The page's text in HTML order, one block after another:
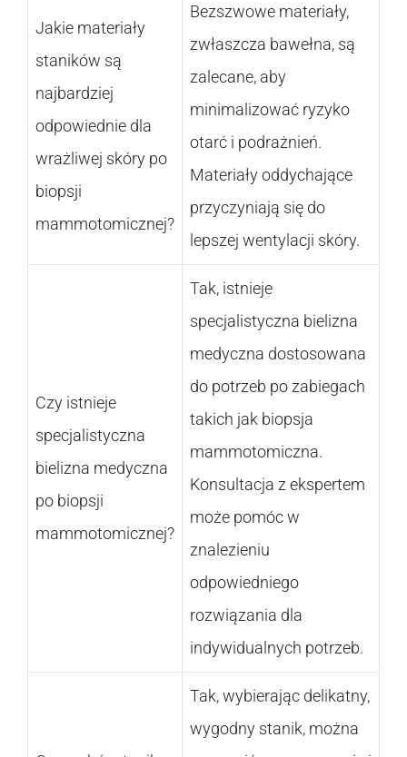
Jakie materiały
staników są
najbardziej
odpowiednie dla
wrażliwej skóry po
biopsji
mammotomicznej?
Bezszwowe materiały,
zwłaszcza bawełna, są
zalecane, aby
minimalizować ryzyko
otarć i podrażnień.
Materiały oddychające
przyczyniają się do
lepszej wentylacji skóry.
Czy istnieje
specjalistyczna
bielizna medyczna
po biopsji
mammotomicznej?
Tak, istnieje
specjalistyczna bielizna
medyczna dostosowana
do potrzeb po zabiegach
takich jak biopsja
mammotomiczna.
Konsultacja z ekspertem
może pomóc w
znalezieniu
odpowiedniego
rozwiązania dla
indywidualnych potrzeb.
Tak, wybierając delikatny,
wygodny stanik, można